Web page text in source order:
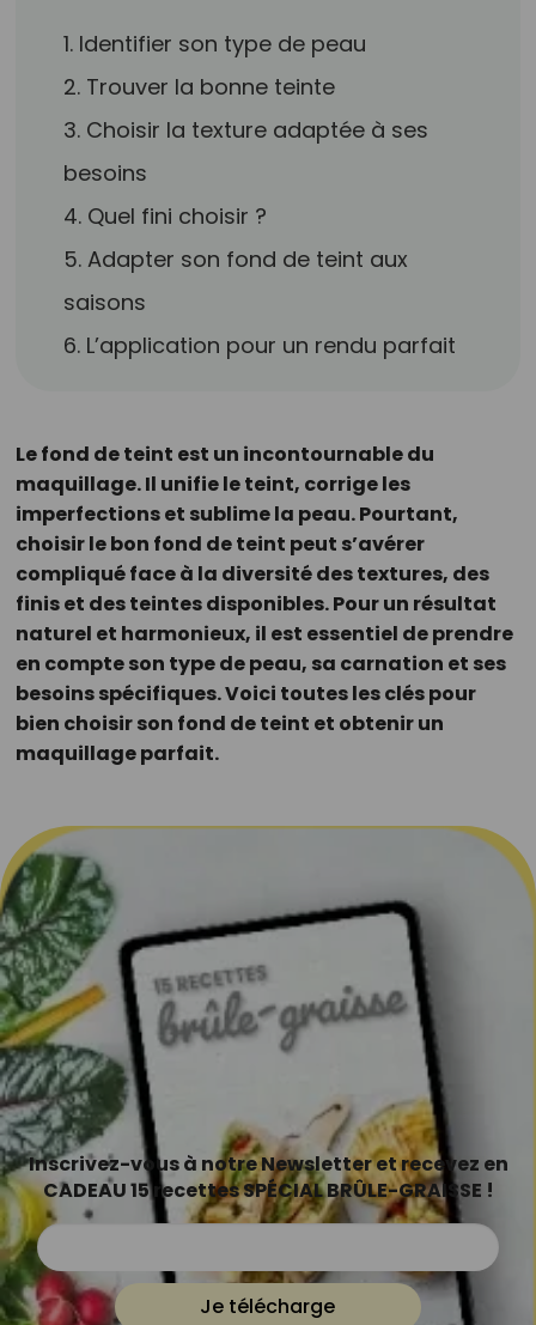
1. Identifier son type de peau
2. Trouver la bonne teinte
3. Choisir la texture adaptée à ses
besoins
4. Quel fini choisir ?
5. Adapter son fond de teint aux
saisons
6. L’application pour un rendu parfait
Le fond de teint est un incontournable du
maquillage. Il unifie le teint, corrige les
imperfections et sublime la peau. Pourtant,
choisir le bon fond de teint peut s’avérer
compliqué face à la diversité des textures, des
finis et des teintes disponibles. Pour un résultat
naturel et harmonieux, il est essentiel de prendre
en compte son type de peau, sa carnation et ses
besoins spécifiques. Voici toutes les clés pour
bien choisir son fond de teint et obtenir un
maquillage parfait.
Inscrivez-vous à notre Newsletter et recevez en
CADEAU 15 recettes SPÉCIAL BRÛLE-GRAISSE !
Je télécharge